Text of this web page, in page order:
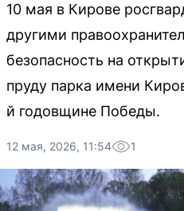
10 мая в Кирове
другими
безопасность на
пруду парка имени
й годовщине Победы.
12 мая, 2026, 11:54 1